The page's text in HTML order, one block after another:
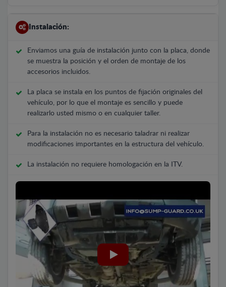
Instalación:
Enviamos una guía de instalación junto con la placa, donde
se muestra la posición y el orden de montaje de los
accesorios incluidos.
La placa se instala en los puntos de fijación originales del
vehículo, por lo que el montaje es sencillo y puede
realizarlo usted mismo o en cualquier taller.
Para la instalación no es necesario taladrar ni realizar
modificaciones importantes en la estructura del vehículo.
La instalación no requiere homologación en la ITV.